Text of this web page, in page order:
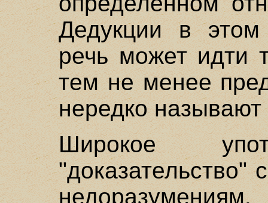
Дедукции в этом
речь может идти
тем не менее
нередко называют
Широкое
"доказательство"